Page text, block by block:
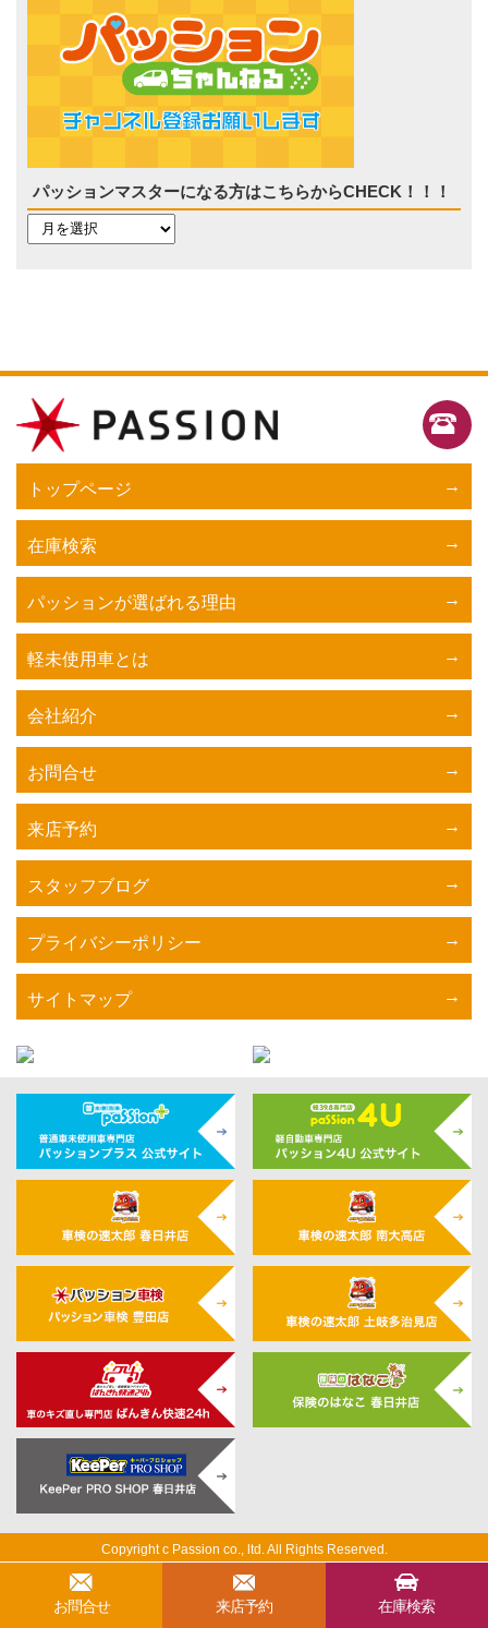
パッションマスターになる方はこちらからCHECK！！！
お問合せ 来店予約 在庫検索
トップページ
在庫検索
パッションが選ばれる理由
軽未使用車とは
会社紹介
お問合せ
来店予約
スタッフブログ
プライバシーポリシー
サイトマップ
Copyright c Passion co., ltd. All Rights Reserved.
Designed byTratto Brain